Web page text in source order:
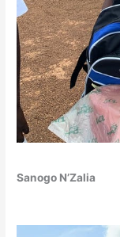
Sanogo N’Zalia